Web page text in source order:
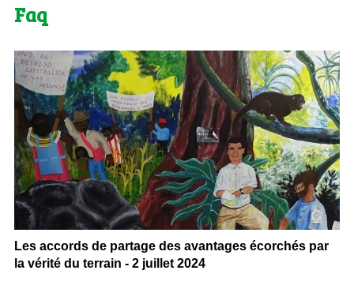
Faq
Les accords de partage des avantages écorchés par
la vérité du terrain - 2 juillet 2024